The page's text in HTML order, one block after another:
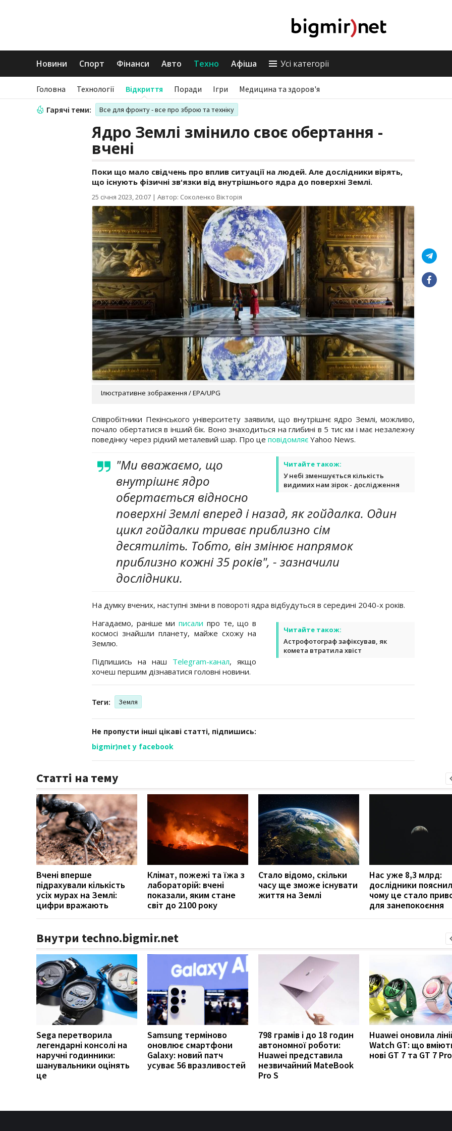
Новини Спорт Фінанси Авто Техно Афіша Усі категорії
Головна Технології Відкриття Поради Ігри Медицина та здоров'я
Гарячі теми: Все для фронту - все про зброю та техніку
Ядро Землі змінило своє обертання -
вчені
Поки що мало свідчень про вплив ситуації на людей. Але дослідники вірять,
що існують фізичні зв'язки від внутрішнього ядра до поверхні Землі.
25 січня 2023, 20:07 | Автор: Соколенко Вікторія
Ілюстративне зображення / EPA/UPG
Співробітники Пекінського університету заявили, що внутрішнє ядро Землі, можливо,
почало обертатися в інший бік. Воно знаходиться на глибині в 5 тис км і має незалежну
поведінку через рідкий металевий шар. Про це повідомляє Yahoo News.
Читайте також:
У небі зменшується кількість
видимих нам зірок - дослідження
"Ми вважаємо, що
внутрішнє ядро
обертається відносно
поверхні Землі вперед і назад, як гойдалка. Один
цикл гойдалки триває приблизно сім
десятиліть. Тобто, він змінює напрямок
приблизно кожні 35 років", - зазначили
дослідники.
На думку вчених, наступні зміни в повороті ядра відбудуться в середині 2040-х років.
Читайте також:
Астрофотограф зафіксував, як
комета втратила хвіст
Нагадаємо, раніше миписали про те, що в
космосі знайшли планету, майже схожу на
Землю.
Підпишись на наш Telegram-канал, якщо
хочеш першим дізнаватися головні новини.
Теги: Земля
Не пропусти інші цікаві статті, підпишись:
bigmir)net у facebook
Статті на тему
Вчені вперше
підрахували кількість
усіх мурах на Землі:
цифри вражають
Клімат, пожежі та їжа з
лабораторій: вчені
показали, яким стане
світ до 2100 року
Стало відомо, скільки
часу ще зможе існувати
життя на Землі
Нас уже 8,3 млрд:
дослідники
чому це стало
для занепокоєння
Внутри techno.bigmir.net
Sega перетворила
легендарні консолі на
наручні годинники:
шанувальники оцінять
це
Samsung терміново
оновлює смартфони
Galaxy: новий патч
усуває 56 вразливостей
798 грамів і до 18 годин
автономної роботи:
Huawei представила
незвичайний MateBook
Pro S
Huawei оновила
Watch GT: що
нові GT 7 та GT 7 Pro